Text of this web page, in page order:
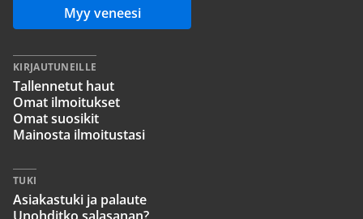
Myy veneesi
KIRJAUTUNEILLE
Tallennetut haut
Omat ilmoitukset
Omat suosikit
Mainosta ilmoitustasi
TUKI
Asiakastuki ja palaute